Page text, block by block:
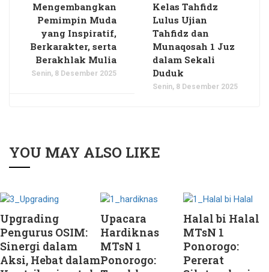
Mengembangkan
Pemimpin Muda
yang Inspiratif,
Berkarakter, serta
Berakhlak Mulia
Senin, 8 Desember 2025
Kelas Tahfidz
Lulus Ujian
Tahfidz dan
Munaqosah 1 Juz
dalam Sekali
Duduk
Senin, 8 Desember 2025
YOU MAY ALSO LIKE
Upgrading
Pengurus OSIM:
Sinergi dalam
Aksi, Hebat dalam
Upacara
Hardiknas
MTsN 1
Ponorogo:
Halal bi Halal
MTsN 1
Ponorogo:
Pererat